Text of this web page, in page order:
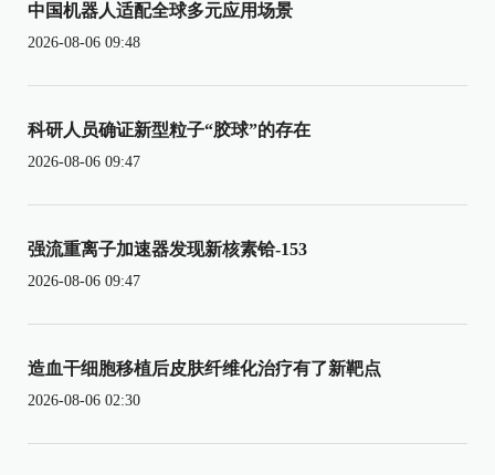
中国机器人适配全球多元应用场景
2026-08-06 09:48
科研人员确证新型粒子“胶球”的存在
2026-08-06 09:47
强流重离子加速器发现新核素铪-153
2026-08-06 09:47
造血干细胞移植后皮肤纤维化治疗有了新靶点
2026-08-06 02:30